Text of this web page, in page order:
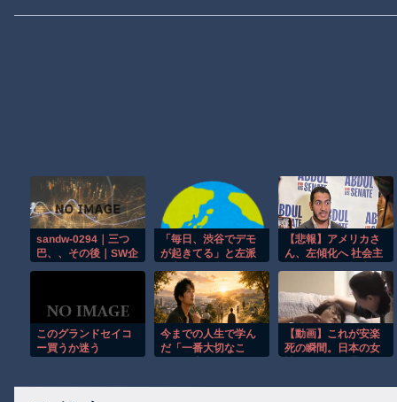
sandw-0294｜三つ
巴、、その後｜SW企
「毎日、渋谷でデモ
が起きてる」と左派
動画、目撃者から総
ツッコミを食らって
しまっており……
【悲報】アメリカさ
ん、左傾化へ 社会主
また選挙で勝ってし
ま
う・・・・・・・・
・
このグランドセイコ
ー買うか迷う
今までの人生で学ん
だ「一番大切なこ
【動画】これが安楽
死の瞬間。日本の女